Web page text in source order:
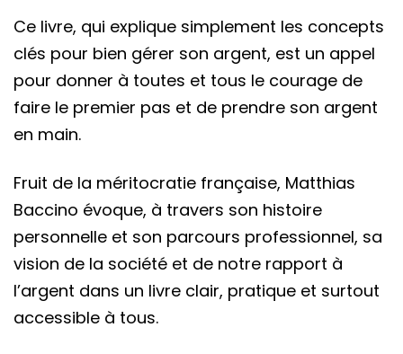
Ce livre, qui explique simplement les concepts
clés pour bien gérer son argent, est un appel
pour donner à toutes et tous le courage de
faire le premier pas et de prendre son argent
en main.
Fruit de la méritocratie française, Matthias
Baccino évoque, à travers son histoire
personnelle et son parcours professionnel, sa
vision de la société et de notre rapport à
l’argent dans un livre clair, pratique et surtout
accessible à tous.